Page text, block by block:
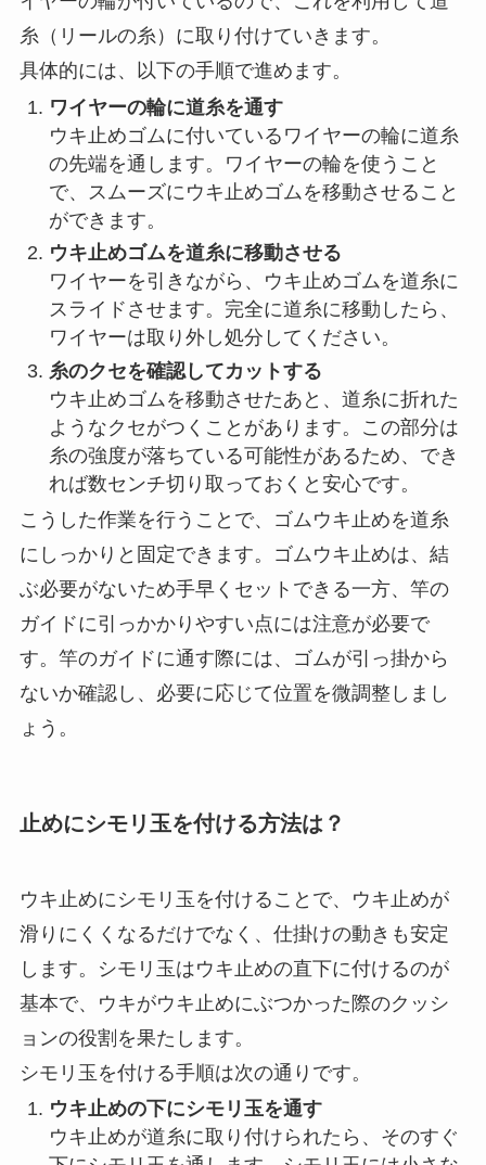
ゴムウキ止めの付け方
ゴムウキ止めの付け方は、簡単にウキの位置を固
定できるため、特に初心者の方にもおすすめで
す。まず、ウキ止めゴムにはあらかじめ小さなワ
イヤーの輪が付いているので、これを利用して道
糸（リールの糸）に取り付けていきます。
具体的には、以下の手順で進めます。
ワイヤーの輪に道糸を通す
ウキ止めゴムに付いているワイヤーの輪に道糸
の先端を通します。ワイヤーの輪を使うこと
で、スムーズにウキ止めゴムを移動させること
ができます。
ウキ止めゴムを道糸に移動させる
ワイヤーを引きながら、ウキ止めゴムを道糸に
スライドさせます。完全に道糸に移動したら、
ワイヤーは取り外し処分してください。
糸のクセを確認してカットする
ウキ止めゴムを移動させたあと、道糸に折れた
ようなクセがつくことがあります。この部分は
糸の強度が落ちている可能性があるため、でき
にしっかりと固定できます。ゴムウキ止めは、結
ガイドに引っかかりやすい点には注意が必要で
す。竿のガイドに通す際には、ゴムが引っ掛から
ないか確認し、必要に応じて位置を微調整しまし
ょう。
止めにシモリ玉を付ける方法は？